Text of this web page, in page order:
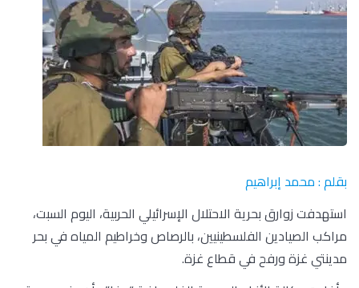
بقلم : محمد إبراهيم
استهدفت زوارق بحرية الاحتلال الإسرائيلي الحربية، اليوم السبت،
مراكب الصيادين الفلسطينيين، بالرصاص وخراطيم المياه في بحر
مدينتي غزة ورفح في قطاع غزة.